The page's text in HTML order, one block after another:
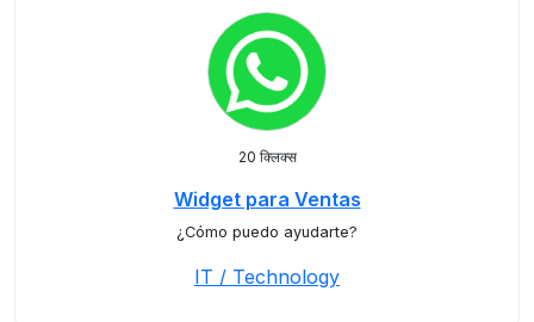
20 क्लिक्स
Widget para Ventas
¿Cómo puedo ayudarte?
IT / Technology